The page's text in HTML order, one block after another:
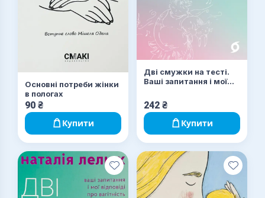
Основні потреби жінки
в пологах
90 ₴
Купити
Дві смужки на тесті.
Ваші запитання і мої
вагітність
242 ₴
Купити